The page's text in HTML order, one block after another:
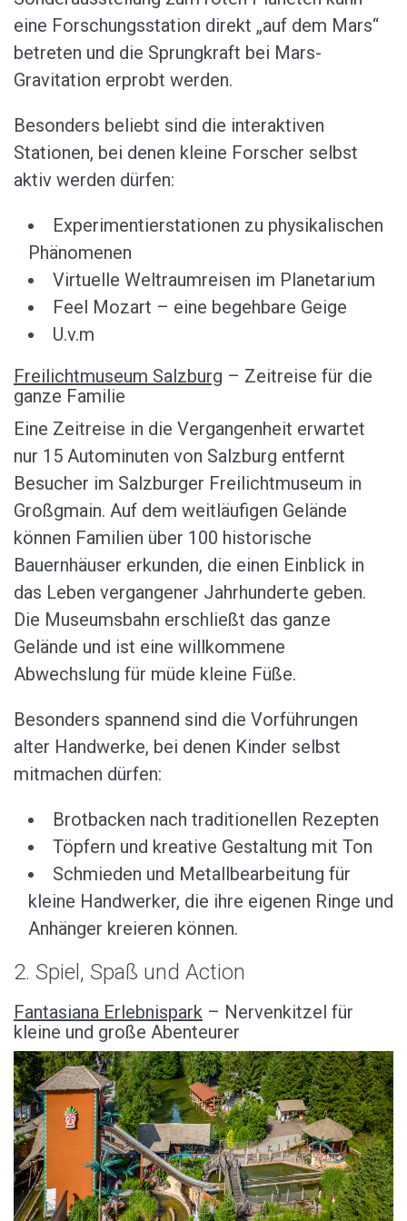
eine Forschungsstation direkt „auf dem Mars“
betreten und die Sprungkraft bei Mars-
Gravitation erprobt werden.
Besonders beliebt sind die interaktiven
Stationen, bei denen kleine Forscher selbst
aktiv werden dürfen:
Experimentierstationen zu physikalischen
Phänomenen
Virtuelle Weltraumreisen im Planetarium
Feel Mozart – eine begehbare Geige
U.v.m
Freilichtmuseum Salzburg – Zeitreise für die
ganze Familie
Eine Zeitreise in die Vergangenheit erwartet
nur 15 Autominuten von Salzburg entfernt
Besucher im Salzburger Freilichtmuseum in
Großgmain. Auf dem weitläufigen Gelände
können Familien über 100 historische
Bauernhäuser erkunden, die einen Einblick in
das Leben vergangener Jahrhunderte geben.
Die Museumsbahn erschließt das ganze
Gelände und ist eine willkommene
Abwechslung für müde kleine Füße.
Besonders spannend sind die Vorführungen
alter Handwerke, bei denen Kinder selbst
mitmachen dürfen:
Brotbacken nach traditionellen Rezepten
Töpfern und kreative Gestaltung mit Ton
Schmieden und Metallbearbeitung für
kleine Handwerker, die ihre eigenen Ringe und
Anhänger kreieren können.
2. Spiel, Spaß und Action
Fantasiana Erlebnispark – Nervenkitzel für
kleine und große Abenteurer